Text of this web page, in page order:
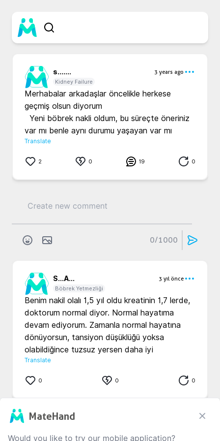
s.......
3 years ago
Kidney Failure
Merhabalar arkadaşlar öncelikle herkese
geçmiş olsun diyorum
var mı benle aynı durumu yaşayan var mı
Translate
2 0 19 0
0/1000
S...A...
3 yıl önce
Böbrek Yetmezliği
Benim nakil olalı 1,5 yıl oldu kreatinin 1,7 lerde,
doktorum normal diyor. Normal hayatıma
devam ediyorum. Zamanla normal hayatına
dönüyorsun, tansiyon düşüklüğü yoksa
olabildiğince tuzsuz yersen daha iyi
Translate
0 0 0
Böbrek Yetmezliği
MateHand
Would you like to try our mobile application?